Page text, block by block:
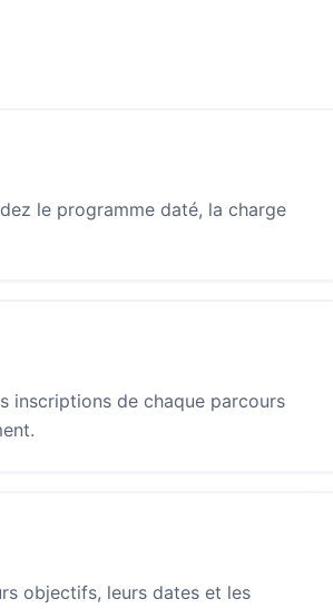
le programme daté, la charge
inscriptions de chaque parcours
objectifs, leurs dates et les